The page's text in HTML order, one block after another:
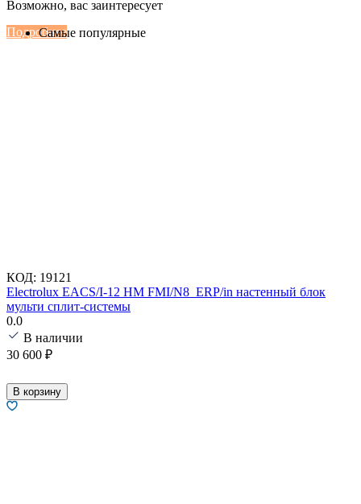
Настенные сплит-системы Haier
Подробнее
Возможно, вас заинтересует
Самые популярные
КОД: 19121
Electrolux EACS/I-12 HM FMI/N8_ERP/in настенный блок
мульти сплит-системы
0.0
В наличии
30 600 ₽
В корзину